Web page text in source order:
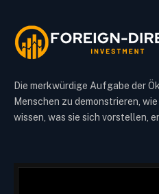
Die merkwürdige Aufgabe der
Menschen zu demonstrieren,
wissen, was sie sich vorstellen,